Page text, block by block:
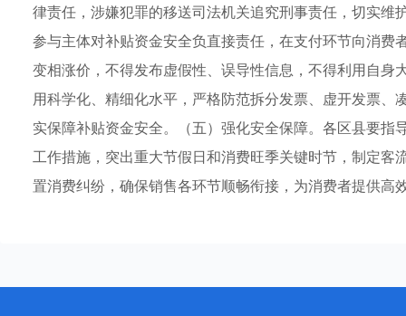
律责任，涉嫌犯罪的移送司法机关追究刑事责任，切实
参与主体对补贴资金安全负直接责任，在支付环节向消费
变相涨价，不得发布虚假性、误导性信息，不得利用自
用科学化、精细化水平，严格防范拆分发票、虚开发票、
实保障补贴资金安全。（五）强化安全保障。各区县要
工作措施，突出重大节假日和消费旺季关键时节，制定
置消费纠纷，确保销售各环节顺畅衔接，为消费者提供高